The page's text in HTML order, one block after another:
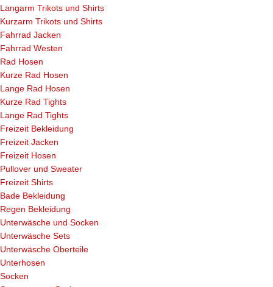
Langarm Trikots und Shirts
Kurzarm Trikots und Shirts
Fahrrad Jacken
Fahrrad Westen
Rad Hosen
Kurze Rad Hosen
Lange Rad Hosen
Kurze Rad Tights
Lange Rad Tights
Freizeit Bekleidung
Freizeit Jacken
Freizeit Hosen
Pullover und Sweater
Freizeit Shirts
Bade Bekleidung
Regen Bekleidung
Unterwäsche und Socken
Unterwäsche Sets
Unterwäsche Oberteile
Unterhosen
Socken